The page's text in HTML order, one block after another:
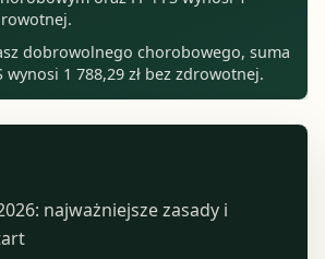
dobrowolnego chorobowego, suma
wynosi 1 788,29 zł bez zdrowotnej.
najważniejsze zasady i